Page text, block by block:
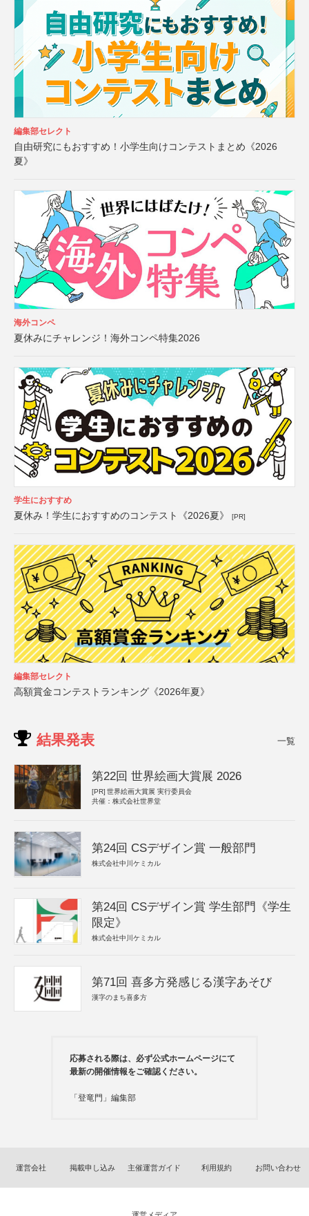
編集部セレクト
自由研究にもおすすめ！小学生向けコンテストまとめ《2026
夏》
海外コンペ
夏休みにチャレンジ！海外コンペ特集2026
学生におすすめ
夏休み！学生におすすめのコンテスト《2026夏》 [PR]
編集部セレクト
高額賞金コンテストランキング《2026年夏》
結果発表 一覧
第22回 世界絵画大賞展 2026
[PR] 世界絵画大賞展 実行委員会
共催：株式会社世界堂
第24回 CSデザイン賞 一般部門
株式会社中川ケミカル
第24回 CSデザイン賞 学生部門《学生
限定》
株式会社中川ケミカル
第71回 喜多方発感じる漢字あそび
漢字のまち喜多方
応募される際は、必ず公式ホームページにて
最新の開催情報をご確認ください。
「登竜門」編集部
運営会社 掲載申し込み 主催運営ガイド 利用規約 お問い合わせ